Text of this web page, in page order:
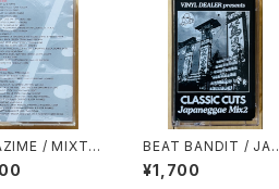
/ MIXTA
BEAT BANDIT / JAP
ANEGGAE MIX 2(CL
ASSIC CUTS)
¥1,700